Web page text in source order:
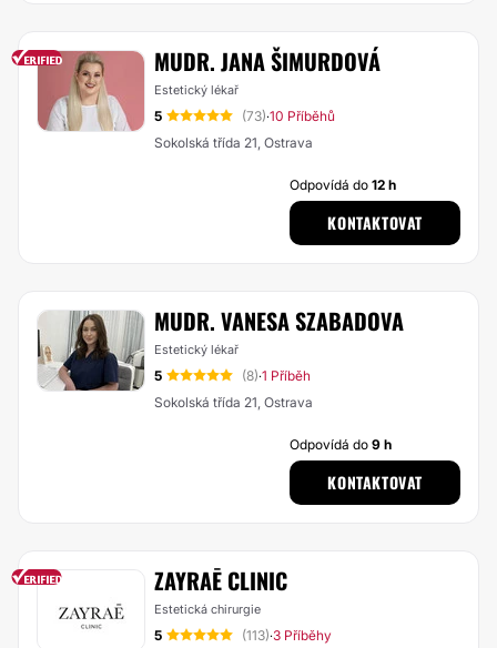
MUDR. JANA ŠIMURDOVÁ
Estetický lékař
5 (73)·10 Příběhů
Sokolská třída 21, Ostrava
Odpovídá do12 h
KONTAKTOVAT
MUDR. VANESA SZABADOVA
Estetický lékař
5 (8)·1 Příběh
Sokolská třída 21, Ostrava
Odpovídá do9 h
KONTAKTOVAT
ZAYRAĒ CLINIC
Estetická chirurgie
5 (113)·3 Příběhy